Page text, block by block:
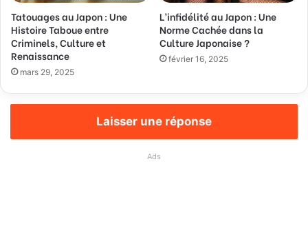
Tatouages au Japon : Une
Histoire Taboue entre
Criminels, Culture et
Renaissance
mars 29, 2025
L’infidélité au Japon : Une
Norme Cachée dans la
Culture Japonaise ?
février 16, 2025
Laisser une réponse
Ads